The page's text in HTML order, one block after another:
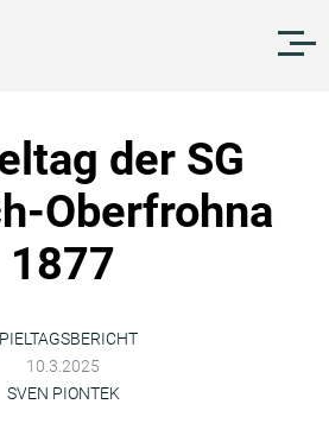
der SG
Oberfrohna
1877
10.3.2025
SVEN PIONTEK